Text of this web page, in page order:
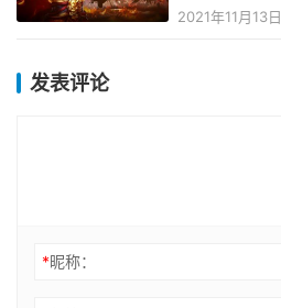
2021年11月13日
发表评论
*昵称：